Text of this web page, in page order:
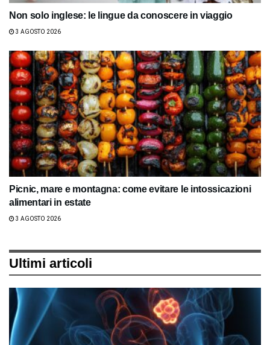
Non solo inglese: le lingue da conoscere in viaggio
3 AGOSTO 2026
Picnic, mare e montagna: come evitare le intossicazioni
alimentari in estate
3 AGOSTO 2026
Ultimi articoli